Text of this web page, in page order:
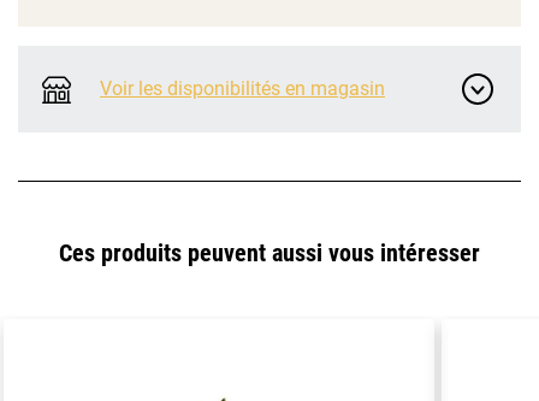
Voir les disponibilités en magasin
Ces produits peuvent aussi vous intéresser